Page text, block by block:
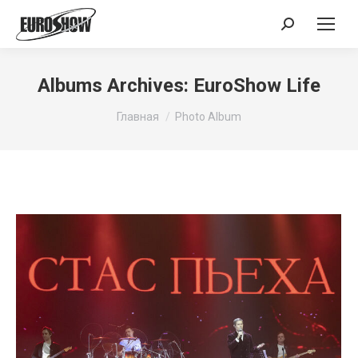
Поиск:
Albums Archives: EuroShow Life
Вы здесь:
Главная Photo Album